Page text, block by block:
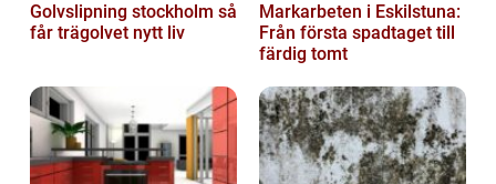
Golvslipning stockholm så
får trägolvet nytt liv
Markarbeten i Eskilstuna:
Från första spadtaget till
färdig tomt